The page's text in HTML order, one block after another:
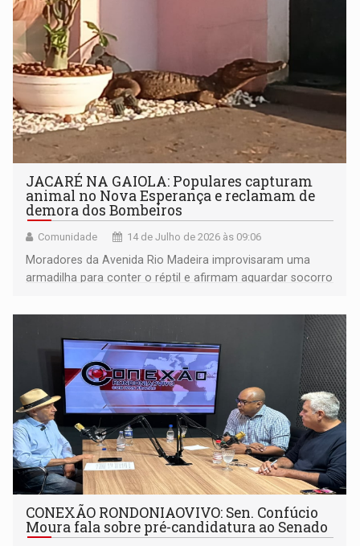
JACARÉ NA GAIOLA: Populares capturam
animal no Nova Esperança e reclamam de
demora dos Bombeiros
Comunidade 14 de Julho de 2026 às 09:06
Moradores da Avenida Rio Madeira improvisaram uma
armadilha para conter o réptil e afirmam aguardar socorro
CONEXÃO RONDONIAOVIVO: Sen. Confúcio
Moura fala sobre pré-candidatura ao Senado